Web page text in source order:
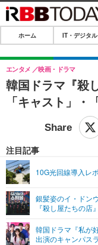
ホーム
IT・デジタル
IT・デジタルTOP
ショッピング
SPEED TEST
エンタメTOP
グラビア
ショッピング
ライフTOP
その他
リリース一覧
プッシュ通知の停止方
ホーム IT・デジタル
韓国ドラマ『殺
「キャスト」・
エンタメ 映画・ドラマ
注目記事
10G光回線導入レポ
銀髪姿のイ・ドン
『殺し屋たちの店
韓国ドラマ『私が
出演のキャンパス